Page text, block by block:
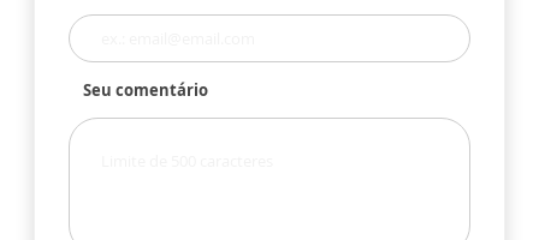
Seu comentário